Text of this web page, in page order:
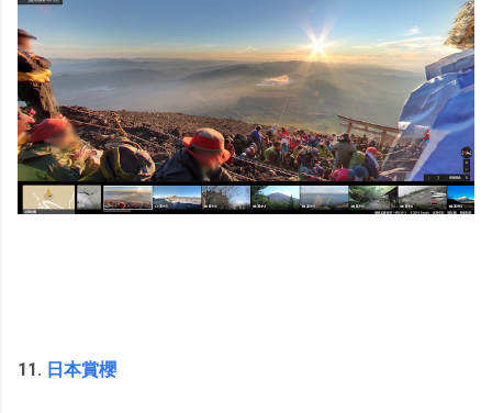
11. 日本賞櫻